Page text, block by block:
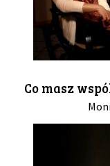
Co masz